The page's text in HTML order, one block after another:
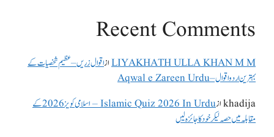
Recent Comments
LIYAKHATH ULLA KHAN M Mازاقوال زریں – عظیم شخصیات کے
بہترین اردو اقوال – Aqwal e Zareen Urdu
khadijaاز
Islamic Quiz 2026 In Urdu – اسلامی کویز 2026 کے
مقابلہ میں حصہ لیکر خود کا جائزہ لیں